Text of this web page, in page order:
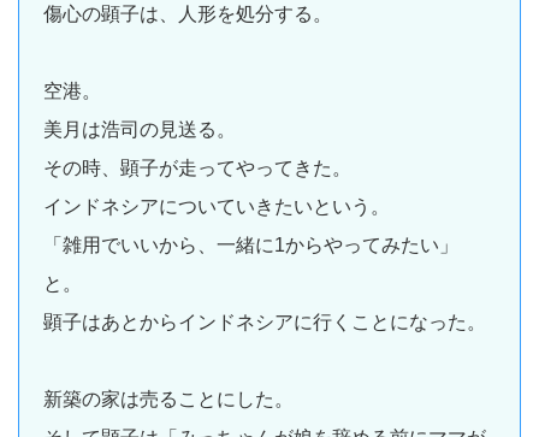
傷心の顕子は、人形を処分する。
空港。
美月は浩司の見送る。
その時、顕子が走ってやってきた。
インドネシアについていきたいという。
「雑用でいいから、一緒に1からやってみたい」
と。
顕子はあとからインドネシアに行くことになった。
新築の家は売ることにした。